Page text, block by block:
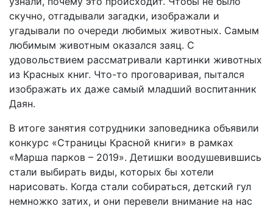
скучно, отгадывали загадки, изображали и
угадывали по очереди любимых животных. Самым
любимым животным оказался заяц. С
удовольствием рассматривали картинки животных
из Красных книг. Что-то проговаривая, пытался
изображать их даже самый младший воспитанник
Даян.
В итоге занятия сотрудники заповедника объявили
конкурс «Страницы Красной книги» в рамках
«Марша парков – 2019». Детишки воодушевившись
стали выбирать виды, которых бы хотели
нарисовать. Когда стали собираться, детский гул
немножко затих, и они перевели внимание на нас